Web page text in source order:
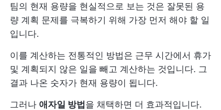
팀의 현재 용량을 현실적으로 보는 것은 잘못된 용
량 계획 문제를 극복하기 위해 가장 먼저 해야 할 일
입니다.
이를 계산하는 전통적인 방법은 근무 시간에서 휴가
및 계획되지 않은 일을 빼고 계산하는 것입니다. 그
결과 나온 숫자가 현재 용량이 됩니다.
그러나 애자일 방법을 채택하면 더 효과적입니다.